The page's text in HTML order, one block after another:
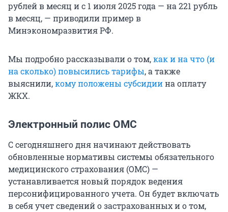
рублей в месяц и с 1 июля 2025 года — на 221 рубль
в месяц, — приводили пример в
Минэкономразвития РФ.
Мы подробно рассказывали о том,как и на что (и
на сколько) повысились тарифы, а также
выяснили,кому положены субсидиина оплату
ЖКХ.
Электронный полис ОМС
С сегодняшнего дня начинают действовать
обновленные нормативы системы обязательного
медицинского страхования (ОМС) —
устанавливается новый порядок ведения
персонифицированного учета. Он будет включать
в себя учет сведений о застрахованных и о том,